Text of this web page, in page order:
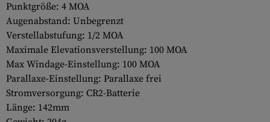
Punktgröße: 4 MOA
Augenabstand: Unbegrenzt
Verstellabstufung: 1/2 MOA
Maximale Elevationsverstellung: 100 MOA
Max Windage-Einstellung: 100 MOA
Parallaxe-Einstellung: Parallaxe frei
Stromversorgung: CR2-Batterie
Länge: 142mm